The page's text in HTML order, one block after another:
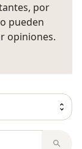
por
pueden
opiniones.